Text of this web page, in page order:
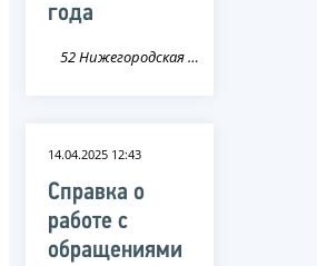
года
52 Нижегородская область
14.04.2025 12:43
Справка о
работе с
обращениями